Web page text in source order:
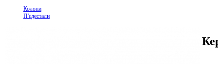
Колони
П'єдестали